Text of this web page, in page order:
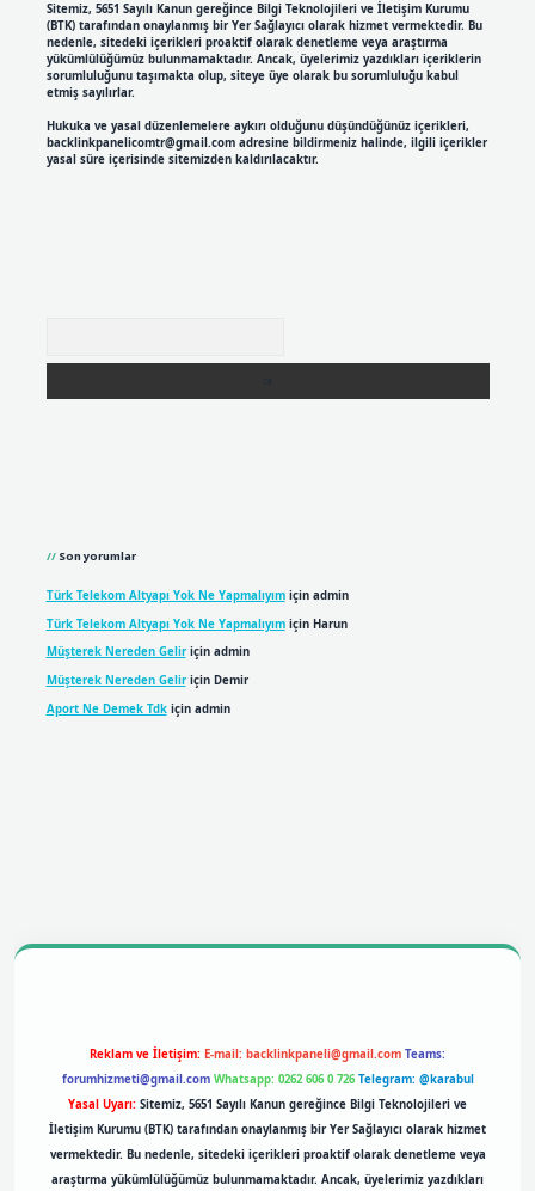
Sitemiz, 5651 Sayılı Kanun gereğince Bilgi Teknolojileri ve İletişim Kurumu
(BTK) tarafından onaylanmış bir Yer Sağlayıcı olarak hizmet vermektedir. Bu
nedenle, sitedeki içerikleri proaktif olarak denetleme veya araştırma
yükümlülüğümüz bulunmamaktadır. Ancak, üyelerimiz yazdıkları içeriklerin
sorumluluğunu taşımakta olup, siteye üye olarak bu sorumluluğu kabul
etmiş sayılırlar.
Hukuka ve yasal düzenlemelere aykırı olduğunu düşündüğünüz içerikleri,
backlinkpanelicomtr@gmail.comadresine bildirmeniz halinde, ilgili içerikler
yasal süre içerisinde sitemizden kaldırılacaktır.
Son yorumlar
Türk Telekom Altyapı Yok Ne Yapmalıyımiçin admin
Türk Telekom Altyapı Yok Ne Yapmalıyımiçin Harun
Müşterek Nereden Geliriçin admin
Müşterek Nereden Geliriçin Demir
Aport Ne Demek Tdkiçin admin
Reklam ve İletişim: E-mail: backlinkpaneli@gmail.com Teams:
forumhizmeti@gmail.com Whatsapp: 0262 606 0 726 Telegram: @karabul
Yasal Uyarı: Sitemiz, 5651 Sayılı Kanun gereğince Bilgi Teknolojileri ve
İletişim Kurumu (BTK) tarafından onaylanmış bir Yer Sağlayıcı olarak hizmet
vermektedir. Bu nedenle, sitedeki içerikleri proaktif olarak denetleme veya
araştırma yükümlülüğümüz bulunmamaktadır. Ancak, üyelerimiz yazdıkları